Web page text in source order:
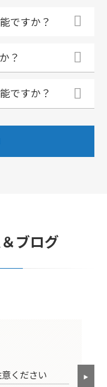
ですか？
？
ですか？
ブログ
ください